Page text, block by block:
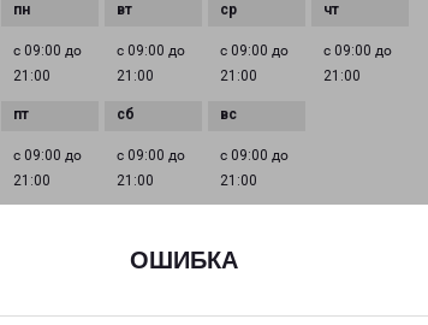
ОШИБКА
с 09:00 до
21:00
с 09:00 до
21:00
с 09:00 до
21:00
с 09:00 до
21:00
с 09:00 до
21:00
с 09:00 до
21:00
с 09:00 до
21:00